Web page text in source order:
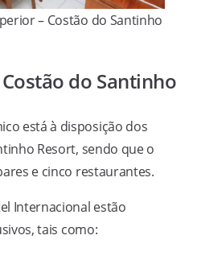
– Costão do Santinho
do Santinho
está à disposição dos
Resort, sendo que o
e cinco restaurantes.
Internacional estão
tais como: